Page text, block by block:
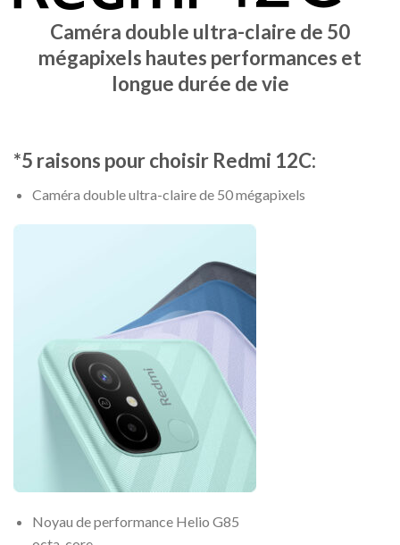
Caméra double ultra-claire de 50
mégapixels hautes performances et
longue durée de vie
*5 raisons pour choisir Redmi 12C:
Caméra double ultra-claire de 50 mégapixels
Noyau de performance Helio G85